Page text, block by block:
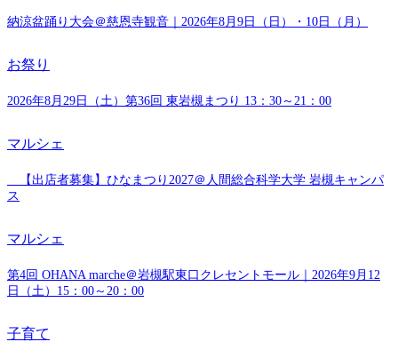
納涼盆踊り大会＠慈恩寺観音｜2026年8月9日（日）・10日（月）
お祭り
2026年8月29日（土）第36回 東岩槻まつり 13：30～21：00
マルシェ
【出店者募集】ひなまつり2027＠人間総合科学大学 岩槻キャンパ
ス
マルシェ
第4回 OHANA marche＠岩槻駅東口クレセントモール｜2026年9月12
日（土）15：00～20：00
子育て